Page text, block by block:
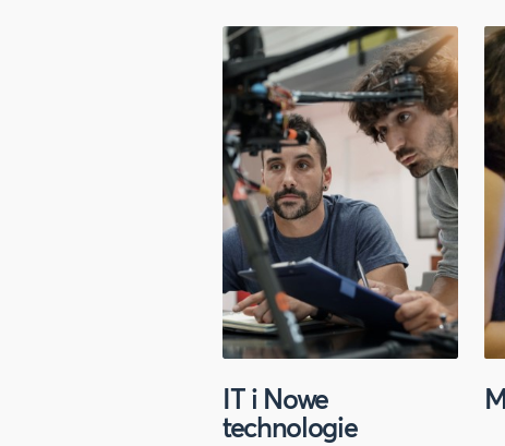
IT i Nowe
technologie